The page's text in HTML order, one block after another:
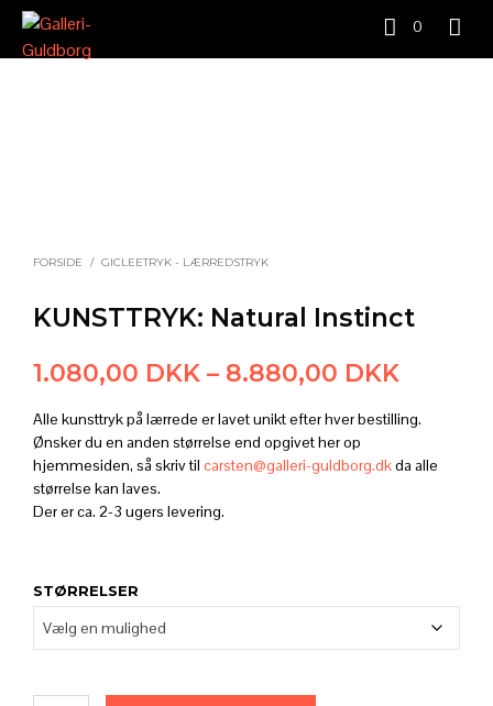
0
FORSIDE / GICLEETRYK - LÆRREDSTRYK
KUNSTTRYK: Natural Instinct
1.080,00 DKK – 8.880,00 DKK
Alle kunsttryk på lærrede er lavet unikt efter hver bestilling.
Ønsker du en anden størrelse end opgivet her op
hjemmesiden, så skriv til carsten@galleri-guldborg.dkda alle
størrelse kan laves.
Der er ca. 2-3 ugers levering.
STØRRELSER